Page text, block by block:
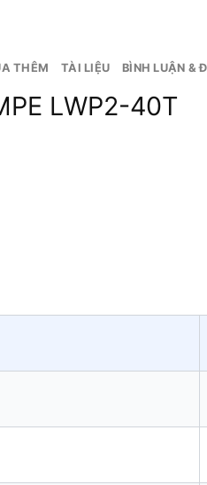
THÊM TÀI LIỆU BÌNH LUẬN &
LWP2-40T